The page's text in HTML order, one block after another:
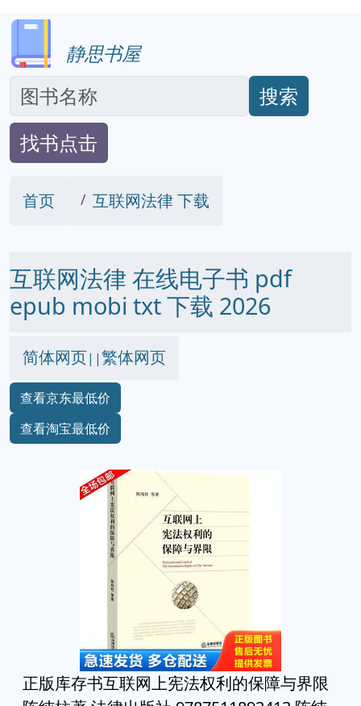
静思书屋
搜索
找书点击
首页 互联网法律 下载
互联网法律 在线电子书 pdf
epub mobi txt 下载 2026
简体网页||繁体网页
查看京东最低价
查看淘宝最低价
正版库存书互联网上宪法权利的保障与界限